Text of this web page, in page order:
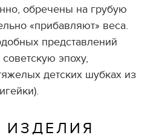
обречены на грубую
«прибавляют» веса.
представлений
эпоху,
детских шубках из
ИЗДЕЛИЯ